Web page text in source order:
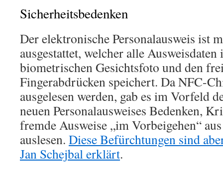
Sicherheitsbedenken
Der elektronische Personalausweis ist
ausgestattet, welcher alle
biometrischen Gesichtsfoto und den
Fingerabdrücken speichert. Da NFC-
ausgelesen werden, gab es im Vorfeld
neuen Personalausweises Bedenken,
fremde Ausweise „im Vorbeigehen“
auslesen. Diese Befürchtungen sind
Jan Schejbal erklärt.